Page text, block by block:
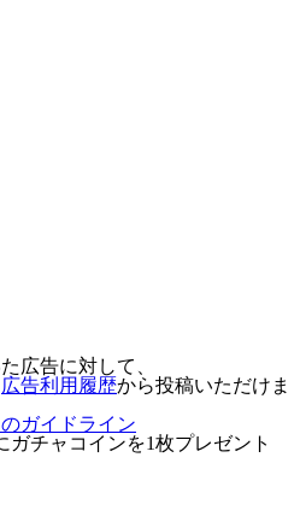
広告に対して、
広告利用履歴から投稿いただけま
ガイドライン
ガチャコインを1枚プレゼント